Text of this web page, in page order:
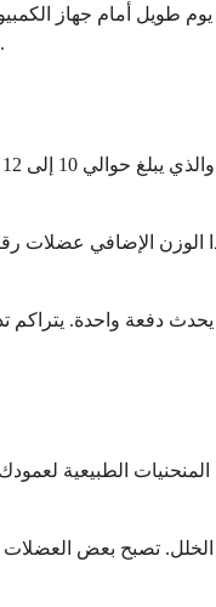
يوم طويل أمام جهاز
للإجهاد بسبب حمل أوضاع محرجة لفترة طويلة. الخبر السار هو أن هذا النوع من الألم غالباً ما يمكن إدارته بتغييرات بسيطة في مساحة عملك وعاداتك اليومية.
الوزن الإضافي عضلات
يحدث دفعة واحدة.
المنحنيات الطبيعية
تصبح بعض العضلات